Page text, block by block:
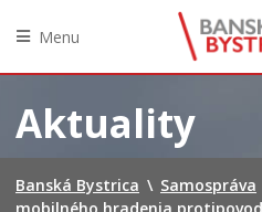
obsah
Menu
Aktuality
Banská Bystrica \ Samospráva
h
e
u
a
k
c
h
p
š